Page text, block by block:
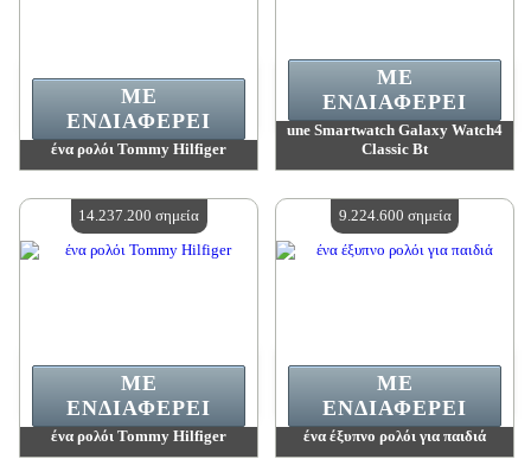
ένα ρολόι Tommy Hilfiger
Διαθέσιμη ποσότητα:4
ΜΕ
ΕΝΔΙΑΦΈΡΕΙ
une Smartwatch Galaxy Watch4
Classic Bt
Διαθέσιμη ποσότητα:4
ΜΕ
ΕΝΔΙΑΦΈΡΕΙ
ένα ρολόι Tommy Hilfiger
ΜΕ
ΕΝΔΙΑΦΈΡΕΙ
14.237.200 σημεία
ένα έξυπνο ρολόι για παιδιά
ΜΕ
ΕΝΔΙΑΦΈΡΕΙ
9.224.600 σημεία